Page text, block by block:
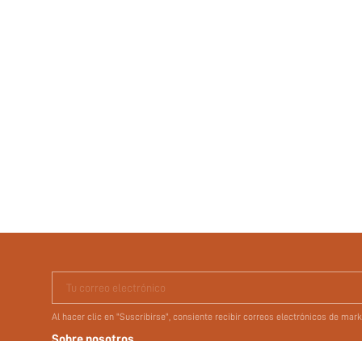
Tu correo electrónico
Al hacer clic en "Suscribirse", consiente recibir correos electrónicos de